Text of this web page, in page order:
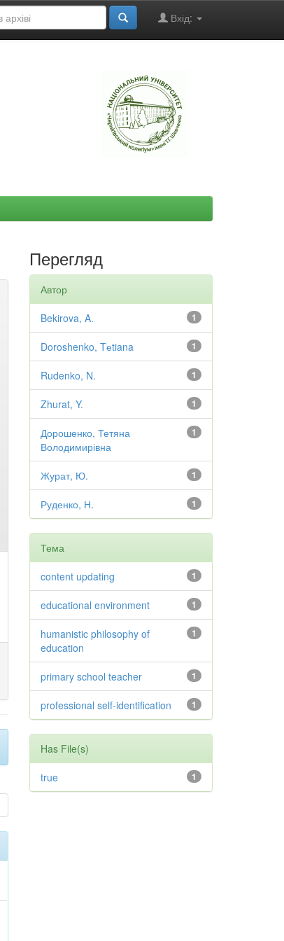
Вхід:
Перегляд
Автор
1
Bekirova, A.
1
Doroshenko, Tеtiana
1
Rudenko, N.
1
Zhurat, Y.
1
Дорошенко, Тетяна
Володимирівна
1
Журат, Ю.
1
Руденко, Н.
Тема
1
content updating
1
educational environment
1
humanistic philosophy of
education
1
primary school teacher
1
professional self-identification
Has File(s)
1
true